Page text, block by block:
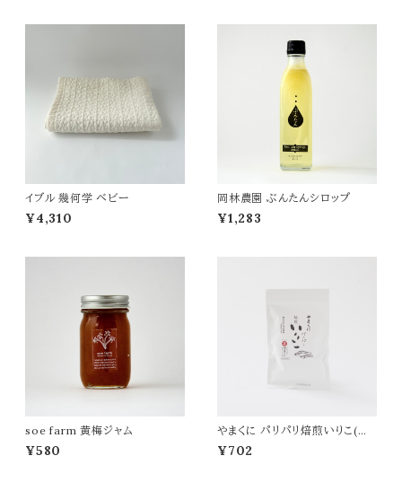
イブル 幾何学 ベビー
¥4,310
岡林農園 ぶんたんシロップ
¥1,283
soe farm 黄梅ジャム
¥580
やまくに パリパリ焙煎いりこ(プ
レーン)
¥702